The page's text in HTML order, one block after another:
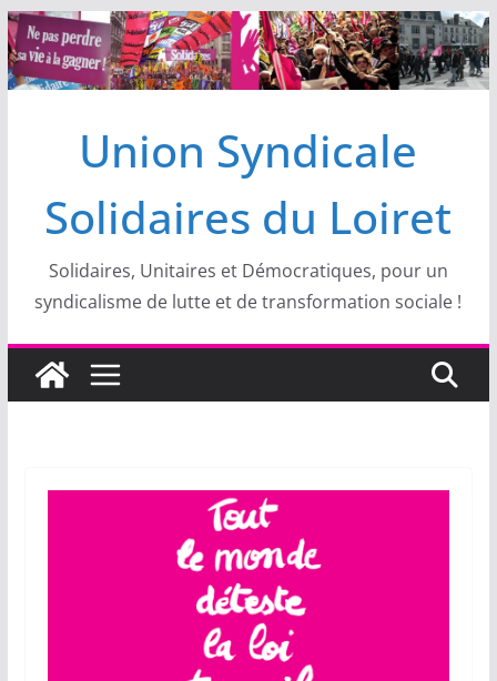
Passer
au
contenu
Union Syndicale
Solidaires du Loiret
Solidaires, Unitaires et Démocratiques, pour un
syndicalisme de lutte et de transformation sociale !